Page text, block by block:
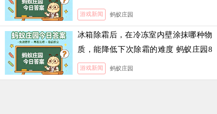
游戏新闻 蚂蚁庄园
冰箱除霜后，在冷冻室内壁涂抹哪种物
质，能降低下次除霜的难度 蚂蚁庄园8
月5日答案
游戏新闻 蚂蚁庄园